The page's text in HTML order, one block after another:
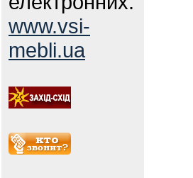
www.vsi-
mebli.ua